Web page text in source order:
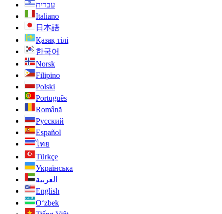
עברית
Italiano
日本語
Қазақ тілі
한국어
Norsk
Filipino
Polski
Português
Română
Русский
Español
ไทย
Türkçe
Українська
العربية
English
O‘zbek